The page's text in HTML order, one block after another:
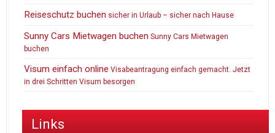
Reiseschutz buchen sicher in Urlaub – sicher nach Hause
Sunny Cars Mietwagen buchen Sunny Cars Mietwagen
buchen
Visum einfach online Visabeantragung einfach gemacht. Jetzt
in drei Schritten Visum besorgen
Links